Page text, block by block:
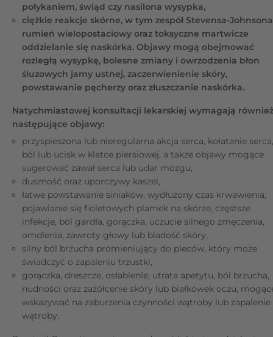
połykaniem, świąd czy nasilona wysypka,
ciężkie reakcje skórne, w tym zespół Stevensa-
rumień wielopostaciowy oraz toksyczne martwicze
oddzielanie się naskórka. Objawy mogą obejmować
rozległą wysypkę, bolesne zmiany i owrzodzenia błon
śluzowych jamy ustnej, zaczerwienienie skóry,
powstawanie pęcherzy oraz złuszczanie naskórka.
Natychmiastowej konsultacji lekarskiej wymagają również
następujące objawy:
przyspieszona lub nieregularna akcja serca, kołatanie serca,
ból lub ucisk w klatce piersiowej, a także objawy mogące
sugerować zawał serca lub udar mózgu,
duszność oraz uporczywy kaszel,
łatwe powstawanie siniaków, wydłużony czas krwawienia,
pojawianie się fioletowych plamek na skórze, częstsze
infekcje, ból gardła, gorączka, uczucie silnego zmęczenia,
omdlenia, zawroty głowy lub bladość skóry,
silny ból brzucha promieniujący do pleców, który może
świadczyć o zapaleniu trzustki,
gorączka, dreszcze, osłabienie, utrata apetytu, ból brzucha,
nudności oraz zażółcenie skóry lub białkówek oczu,
wskazywać na zaburzenia czynności wątroby lub zapalenie
wątroby.